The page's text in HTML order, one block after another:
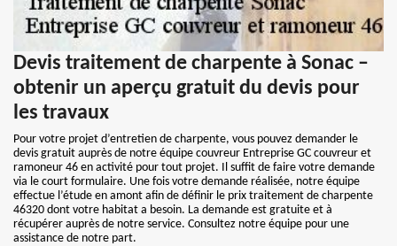
Devis traitement de charpente à Sonac –
obtenir un aperçu gratuit du devis pour
les travaux
Pour votre projet d’entretien de charpente, vous pouvez demander le
devis gratuit auprès de notre équipe couvreur Entreprise GC couvreur et
ramoneur 46 en activité pour tout projet. Il suffit de faire votre demande
via le court formulaire. Une fois votre demande réalisée, notre équipe
effectue l’étude en amont afin de définir le prix traitement de charpente
46320 dont votre habitat a besoin. La demande est gratuite et à
récupérer auprès de notre service. Consultez notre équipe pour une
assistance de notre part.